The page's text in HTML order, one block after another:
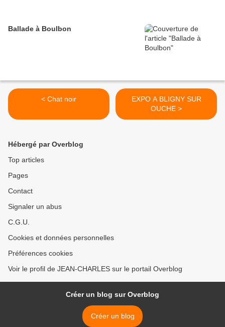
Ballade à Boulbon
< Chat noir
EXPO A BLIGNY SUR
OUCHE >
Hébergé par Overblog
Top articles
Pages
Contact
Signaler un abus
C.G.U.
Cookies et données personnelles
Préférences cookies
Voir le profil de JEAN-CHARLES sur le portail Overblog
Créer un blog sur Overblog
Créer un blog